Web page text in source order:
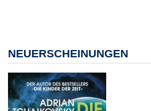
NEUERSCHEINUNGEN